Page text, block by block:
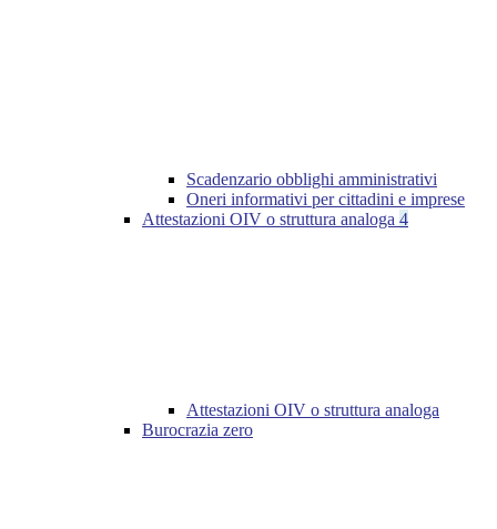
Scadenzario obblighi amministrativi
Oneri informativi per cittadini e imprese
Attestazioni OIV o struttura analoga 4
Attestazioni OIV o struttura analoga
Burocrazia zero